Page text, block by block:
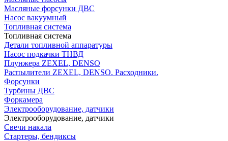
Масляные форсунки ДВС
Насос вакуумный
Топливная система
Топливная система
Детали топливной аппаратуры
Насос подкачки ТНВД
Плунжера ZEXEL, DENSO
Распылители ZEXEL, DENSO. Расходники.
Форсунки
Турбины ДВС
Форкамера
Электрооборудование, датчики
Электрооборудование, датчики
Свечи накала
Стартеры, бендиксы